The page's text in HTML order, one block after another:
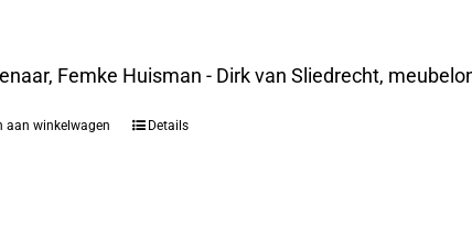
Femke Huisman - Dirk van Sliedrecht,
aan winkelwagen Details